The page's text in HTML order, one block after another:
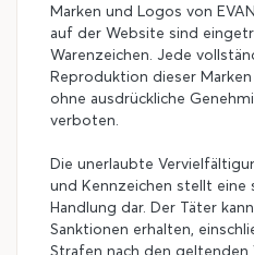
Marken und Logos von
auf der Website sind
Warenzeichen. Jede
Reproduktion dieser
ohne ausdrückliche
verboten.
Die unerlaubte
und Kennzeichen stellt eine
Handlung dar. Der Täter
Sanktionen erhalten,
Strafen nach den